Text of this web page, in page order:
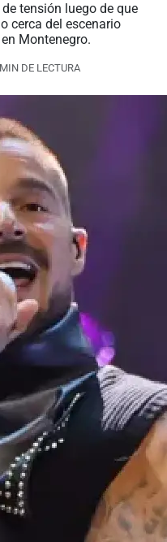
tensión luego de que
cerca del escenario
Montenegro.
DE LECTURA